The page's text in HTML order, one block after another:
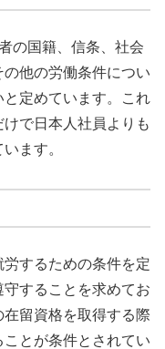
の国籍、信条、社会
他の労働条件につい
定めています。これ
で日本人社員よりも
ます。
するための条件を定
することを求めてお
留資格を取得する際
とが条件とされてい